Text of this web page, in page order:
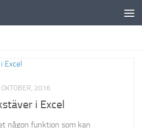
2016
i Excel
någon funktion som kan